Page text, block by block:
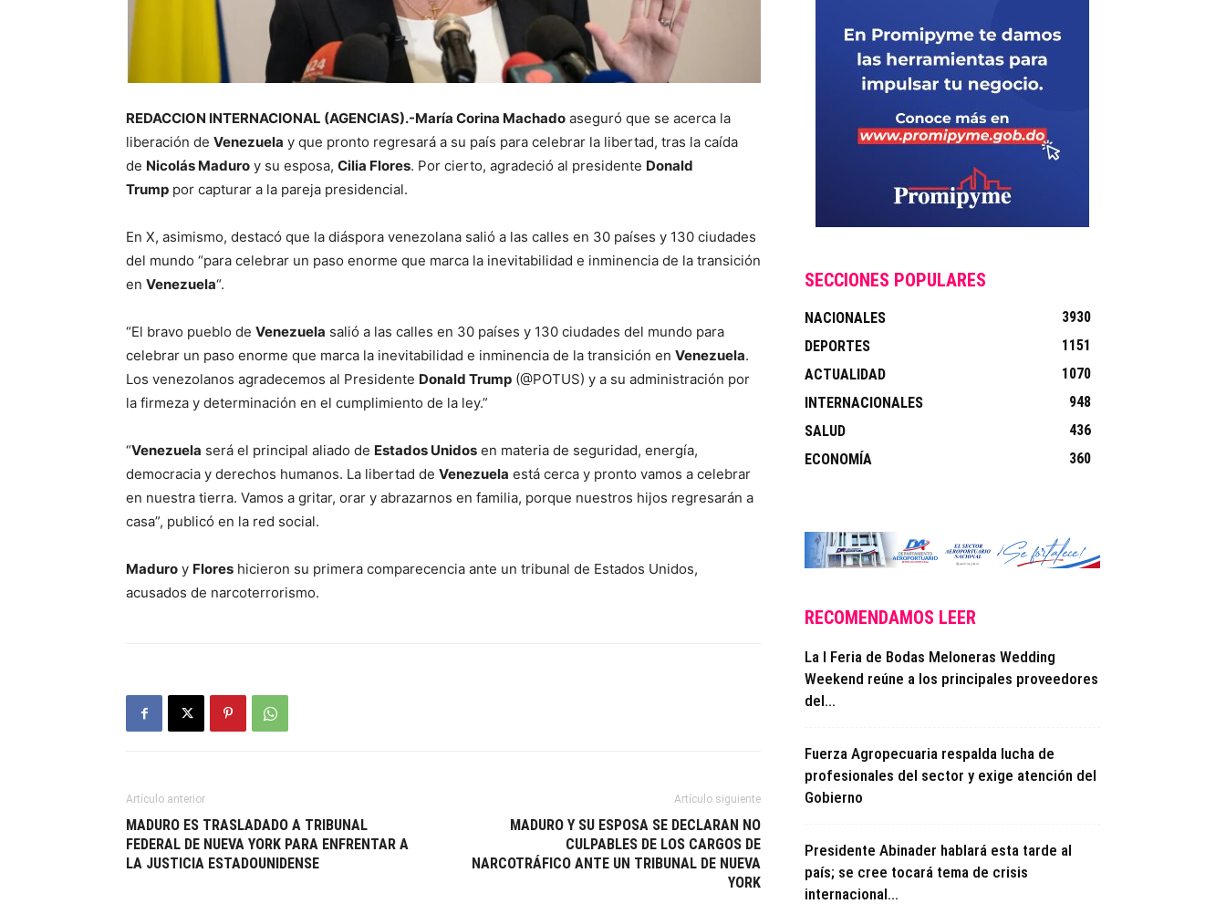
REDACCION INTERNACIONAL (AGENCIAS).-María Corina Machado aseguró que se acerca la
liberación de Venezuela y que pronto regresará a su país para celebrar la libertad, tras la caída
de Nicolás Maduro y su esposa, Cilia Flores. Por cierto, agradeció al presidente Donald
Trump por capturar a la pareja presidencial.
En X, asimismo, destacó que la diáspora venezolana salió a las calles en 30 países y 130 ciudades
del mundo “para celebrar un paso enorme que marca la inevitabilidad e inminencia de la transición
en Venezuela“.
“El bravo pueblo de Venezuela salió a las calles en 30 países y 130 ciudades del mundo para
celebrar un paso enorme que marca la inevitabilidad e inminencia de la transición en Venezuela.
Los venezolanos agradecemos al Presidente Donald Trump (@POTUS) y a su administración por
la firmeza y determinación en el cumplimiento de la ley.”
“Venezuela será el principal aliado de Estados Unidos en materia de seguridad, energía,
democracia y derechos humanos. La libertad de Venezuela está cerca y pronto vamos a celebrar
en nuestra tierra. Vamos a gritar, orar y abrazarnos en familia, porque nuestros hijos regresarán a
casa”, publicó en la red social.
Maduro y Flores hicieron su primera comparecencia ante un tribunal de Estados Unidos,
acusados de narcoterrorismo.
Artículo anterior
MADURO ES TRASLADADO A TRIBUNAL
FEDERAL DE NUEVA YORK PARA ENFRENTAR A
LA JUSTICIA ESTADOUNIDENSE
Artículo siguiente
MADURO Y SU ESPOSA SE DECLARAN NO
CULPABLES DE LOS CARGOS DE
NARCOTRÁFICO ANTE UN TRIBUNAL DE NUEVA
YORK
SECCIONES POPULARES
NACIONALES
3930
DEPORTES
1151
ACTUALIDAD
1070
INTERNACIONALES
948
SALUD
436
ECONOMÍA
360
RECOMENDAMOS LEER
La I Feria de Bodas Meloneras Wedding
Weekend reúne a los principales proveedores
del...
Fuerza Agropecuaria respalda lucha de
profesionales del sector y exige atención del
Gobierno
Presidente Abinader hablará esta tarde al
país; se cree tocará tema de crisis
internacional...